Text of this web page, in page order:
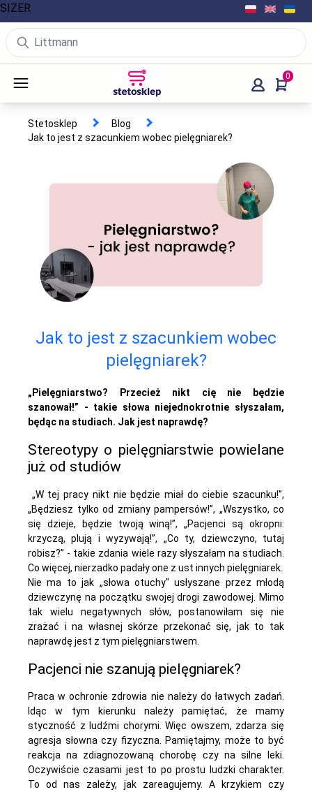
0
Stetosklep
Blog
Jak to jest z szacunkiem wobec pielęgniarek?
Jak to jest z szacunkiem wobec
pielęgniarek?
„Pielęgniarstwo? Przecież nikt cię nie będzie
szanował!” - takie słowa niejednokrotnie słyszałam,
będąc na studiach. Jak jest naprawdę?
Stereotypy o pielęgniarstwie powielane
już od studiów
„W tej pracy nikt nie będzie miał do ciebie szacunku!”,
„Będziesz tylko od zmiany pampersów!”, „Wszystko, co
się dzieje, będzie twoją winą!”, „Pacjenci są okropni:
krzyczą, plują i wyzywają!”, „Co ty, dziewczyno, tutaj
robisz?” - takie zdania wiele razy słyszałam na studiach.
Co więcej, nierzadko padały one z ust innych pielęgniarek.
Nie ma to jak „słowa otuchy" usłyszane przez młodą
dziewczynę na początku swojej drogi zawodowej. Mimo
tak wielu negatywnych słów, postanowiłam się nie
zrażać i na własnej skórze przekonać się, jak to tak
naprawdę jest z tym pielęgniarstwem.
Pacjenci nie szanują pielęgniarek?
Praca w ochronie zdrowia nie należy do łatwych zadań.
Idąc w tym kierunku należy pamiętać, że mamy
styczność z ludźmi chorymi. Więc owszem, zdarza się
agresja słowna czy fizyczna. Pamiętajmy, może to być
reakcja na zdiagnozowaną chorobę czy na silne leki.
Oczywiście czasami jest to po prostu ludzki charakter.
To od nas zależy, jak zareagujemy. A krzykiem czy
SIZER